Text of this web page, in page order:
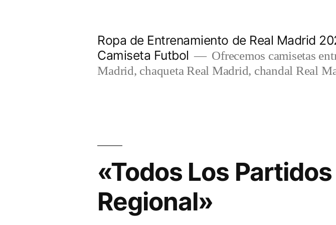
Ropa de Entrenamiento de Real Madrid
Camiseta Futbol
Ofrecemos camisetas
Madrid, chaqueta Real Madrid, chandal Real
«Todos Los
Regional»